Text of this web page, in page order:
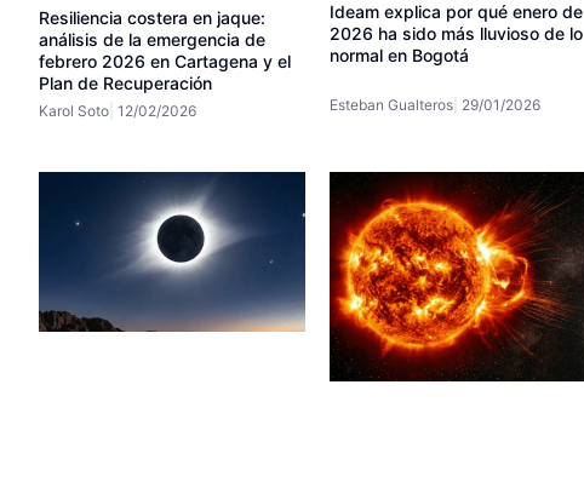
Resiliencia costera en jaque:
análisis de la emergencia de
febrero 2026 en Cartagena y el
Plan de Recuperación
Karol Soto 12/02/2026
Ideam explica por qué enero de
2026 ha sido más lluvioso de lo
normal en Bogotá
Esteban Gualteros 29/01/2026